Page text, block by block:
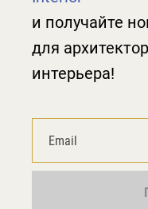
и получайте
для
интерьера!